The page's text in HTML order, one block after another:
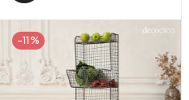
-11%